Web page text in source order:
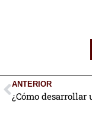
ANTERIOR